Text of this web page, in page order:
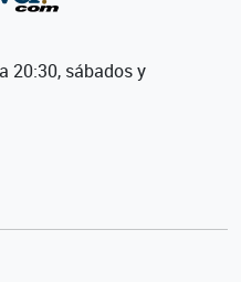
20:30, sábados y